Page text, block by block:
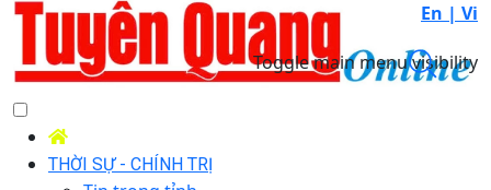
En | Vi
Toggle main menu visibility
THỜI SỰ - CHÍNH TRỊ